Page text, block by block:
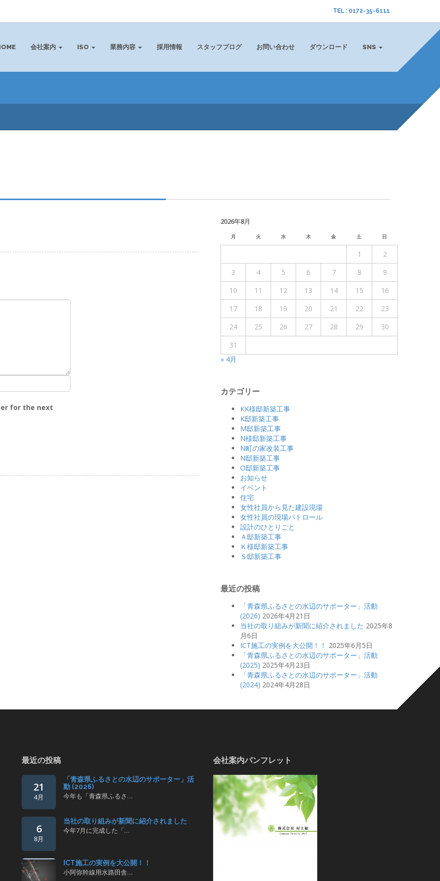
TEL : 0172-35-6111
会社案内 ISO 業務内容 採用情報 スタッフブログ お問い合わせ ダウンロード SNS
for the next
2026年8月
月 火 水 木 金 土 日
1
2
3
4 5 6 7 8
9
10
11 12 13 14 15
16
17
18 19 20 21 22
23
24
25 26 27 28 29
30
31
« 4月
カテゴリー
KK様邸新築工事
K邸新築工事
M邸新築工事
N様邸新築工事
N町の家改装工事
N邸新築工事
O邸新築工事
お知らせ
イベント
住宅
女性社員から見た建設現場
女性社員の現場パトロール
設計のひとりごと
Ａ邸新築工事
Ｋ様邸新築工事
Ｓ邸新築工事
最近の投稿
「青森県ふるさとの水辺のサポーター」活動
(2026) 2026年4月21日
当社の取り組みが新聞に紹介されました 2025年8
月6日
ICT施工の実例を大公開！！ 2025年6月5日
「青森県ふるさとの水辺のサポーター」活動
(2025) 2025年4月23日
「青森県ふるさとの水辺のサポーター」活動
(2024) 2024年4月28日
最近の投稿
21
4月
「青森県ふるさとの水辺のサポーター」活
動 (2026)
今年も「青森県ふるさ…
6
8月
当社の取り組みが新聞に紹介されました
今年7月に完成した「…
ICT施工の実例を大公開！！
小阿弥幹線用水路田舎…
会社案内パンフレット